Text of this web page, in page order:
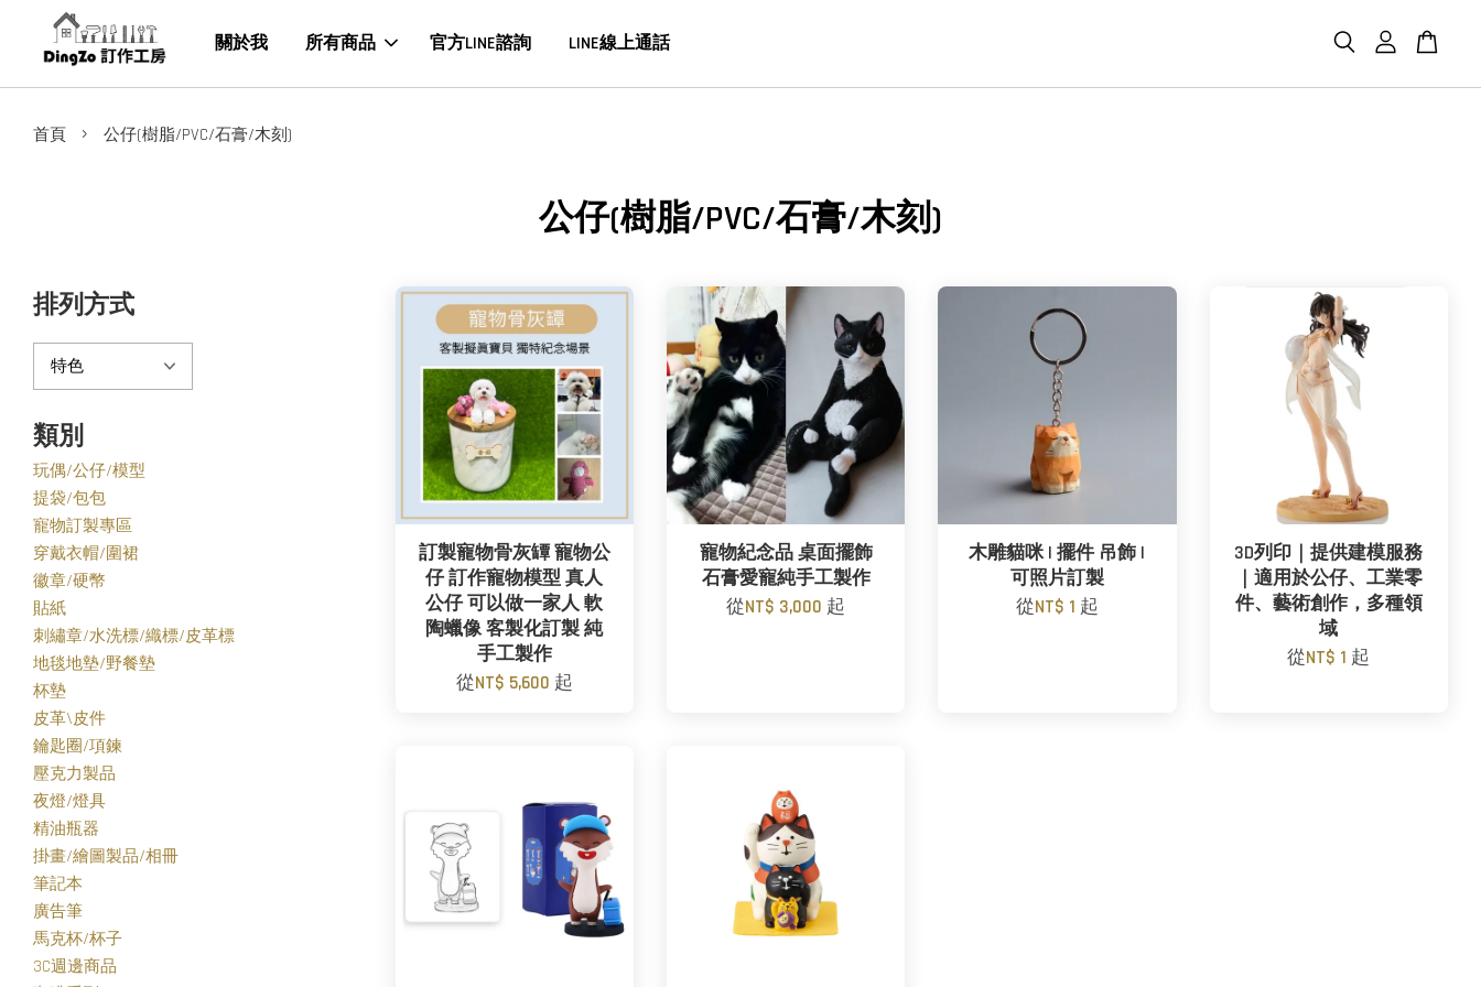
關於我 所有商品 官方LINE諮詢 LINE線上通話
首頁 › 公仔(樹脂/PVC/石膏/木刻)
公仔(樹脂/PVC/石膏/木刻)
排列方式
類別
玩偶/公仔/模型
提袋/包包
寵物訂製專區
穿戴衣帽/圍裙
徽章/硬幣
貼紙
刺繡章/水洗標/織標/皮革標
地毯地墊/野餐墊
杯墊
皮革\皮件
鑰匙圈/項鍊
壓克力製品
夜燈/燈具
精油瓶器
掛畫/繪圖製品/相冊
筆記本
廣告筆
馬克杯/杯子
3C週邊商品
訂製寵物骨灰罈 寵物公
仔 訂作寵物模型 真人
公仔 可以做一家人 軟
陶蠟像 客製化訂製 純
手工製作
從NT$ 5,600 起
寵物紀念品 桌面擺飾
石膏愛寵純手工製作
從NT$ 3,000 起
木雕貓咪 | 擺件 吊飾 |
可照片訂製
從NT$ 1 起
3D列印｜提供建模服務
｜適用於公仔、工業零
件、藝術創作，多種領
域
從NT$ 1 起